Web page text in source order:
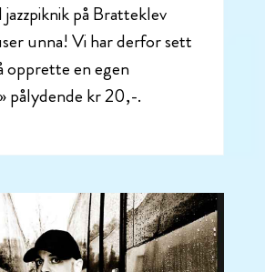
på Bratteklev
unna! Vi har derfor sett
opprette en egen
pålydende kr 20,-.